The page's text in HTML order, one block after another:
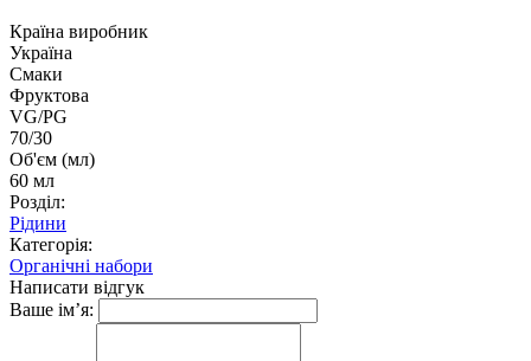
Країна виробник
Україна
Смаки
Фруктова
VG/PG
70/30
Об'єм (мл)
60 мл
Розділ:
Рідини
Категорія:
Органічні набори
Написати відгук
Ваше ім’я: